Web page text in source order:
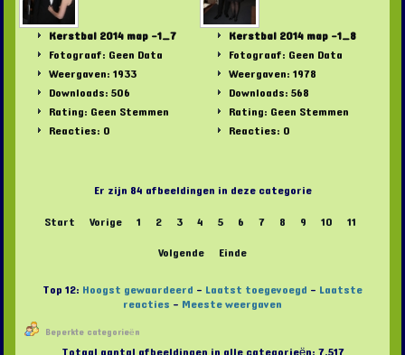
Kerstbal 2014 map -1_7
Fotograaf: Geen Data
Weergaven: 1933
Downloads: 506
Rating: Geen Stemmen
Reacties: 0
Kerstbal 2014 map -1_8
Fotograaf: Geen Data
Weergaven: 1978
Downloads: 568
Rating: Geen Stemmen
Reacties: 0
Er zijn 84 afbeeldingen in deze categorie
Start
Vorige 1 2 3 4 5 6 7 8 9 10
11
Volgende
Einde
Top 12: Hoogst gewaardeerd - Laatst toegevoegd - Laatste
reacties - Meeste weergaven
Beperkte categorieën